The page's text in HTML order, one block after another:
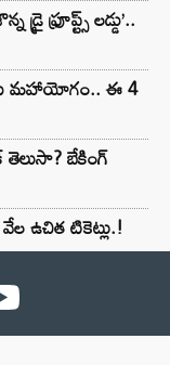
ఫ్రూప్ట్స్ లడ్డు’..
మహాయోగం.. ఈ 4
బేకింగ్
ఉచిత టికెట్లు.!